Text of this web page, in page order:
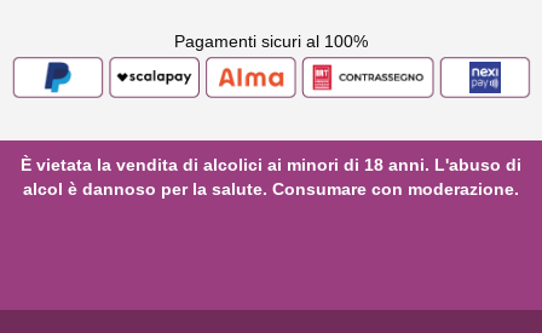
Pagamenti sicuri al 100%
È vietata la vendita di alcolici ai minori di 18 anni. L'abuso di
alcol è dannoso per la salute. Consumare con moderazione.